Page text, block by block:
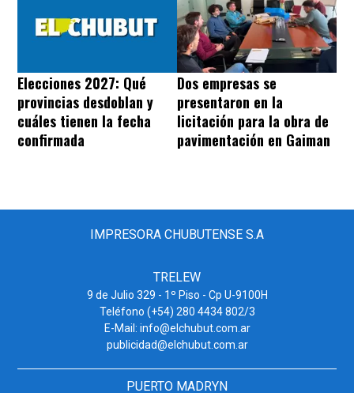
Elecciones 2027: Qué
provincias desdoblan y
cuáles tienen la fecha
confirmada
Dos empresas se
presentaron en la
licitación para la obra de
pavimentación en Gaiman
IMPRESORA CHUBUTENSE S.A
TRELEW
9 de Julio 329 - 1º Piso - Cp U-9100H
Teléfono (+54) 280 4434 802/3
E-Mail: info@elchubut.com.ar
publicidad@elchubut.com.ar
PUERTO MADRYN